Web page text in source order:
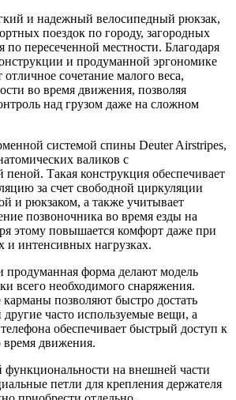
и надежный велосипедный рюкзак,
поездок по городу, загородных
по пересеченной местности. Благодаря
и продуманной эргономике
отличное сочетание малого веса,
во время движения, позволяя
над грузом даже на сложном
системой спины Deuter Airstripes,
валиков с
пеной. Такая конструкция обеспечивает
за счет свободной циркуляции
и рюкзаком, а также учитывает
позвоночника во время езды на
этому повышается комфорт даже при
и интенсивных нагрузках.
форма делают модель
всего необходимого снаряжения.
позволяют быстро достать
часто используемые вещи, а
обеспечивает быстрый доступ к
время движения.
функциональности на внешней части
петли для крепления держателя